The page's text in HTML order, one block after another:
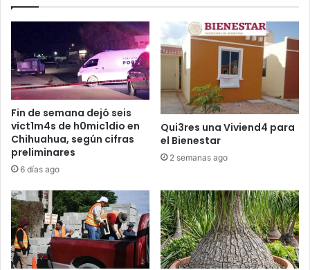
Fin de semana dejó seis
víct1m4s de h0mic1dio en
Chihuahua, según cifras
preliminares
6 días ago
Qui3res una Viviend4 para
el Bienestar
2 semanas ago